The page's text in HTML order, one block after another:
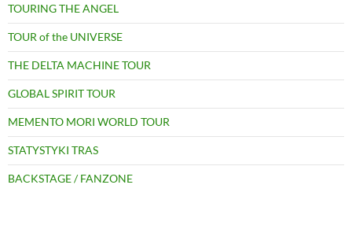
TOURING THE ANGEL
TOUR of the UNIVERSE
THE DELTA MACHINE TOUR
GLOBAL SPIRIT TOUR
MEMENTO MORI WORLD TOUR
STATYSTYKI TRAS
BACKSTAGE / FANZONE